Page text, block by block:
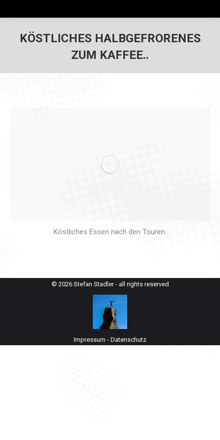
KÖSTLICHES HALBGEFRORENES
ZUM KAFFEE..
Köstliches Essen nach den Touren.
© 2026 Stefan Stadler - all rights reserved
Impressum - Datenschutz